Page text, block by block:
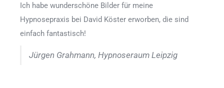
Ich habe wunderschöne Bilder für meine
Hypnosepraxis bei David Köster erworben, die sind
einfach fantastisch!
Jürgen Grahmann, Hypnoseraum Leipzig